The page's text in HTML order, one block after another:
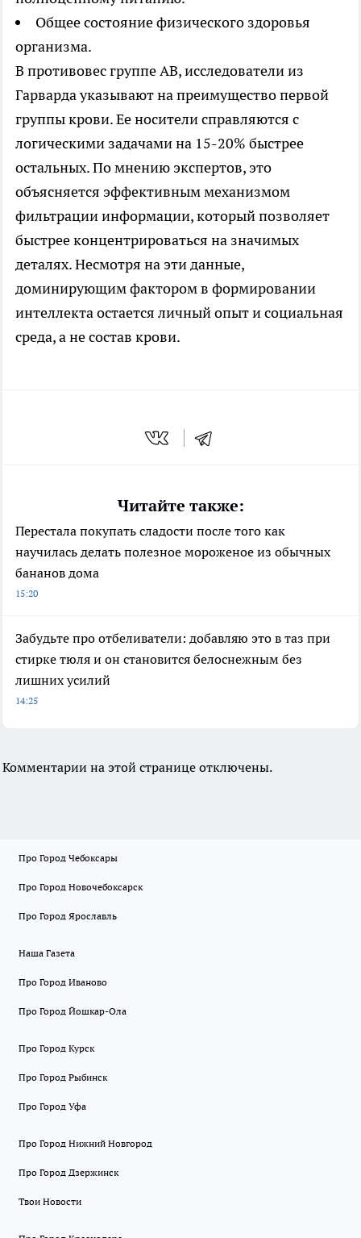
Общее состояние физического здоровья
организма.
В противовес группе AB, исследователи из
Гарварда указывают на преимущество первой
группы крови. Ее носители справляются с
логическими задачами на 15-20% быстрее
остальных. По мнению экспертов, это
объясняется эффективным механизмом
фильтрации информации, который позволяет
быстрее концентрироваться на значимых
деталях. Несмотря на эти данные,
доминирующим фактором в формировании
интеллекта остается личный опыт и социальная
среда, а не состав крови.
Читайте также:
Перестала покупать сладости после того как
научилась делать полезное мороженое из обычных
бананов дома
15:20
Забудьте про отбеливатели: добавляю это в таз при
стирке тюля и он становится белоснежным без
лишних усилий
14:25
Комментарии на этой странице отключены.
Про Город Чебоксары
Про Город Новочебоксарск
Про Город Ярославль
Наша Газета
Про Город Иваново
Про Город Йошкар-Ола
Про Город Курск
Про Город Рыбинск
Про Город Уфа
Про Город Нижний Новгород
Про Город Дзержинск
Твои Новости